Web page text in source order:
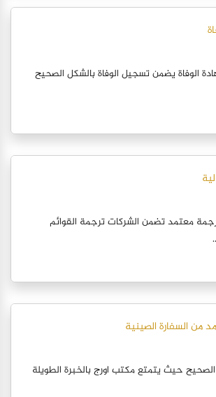
الوفاة يضمن تسجيل الوفاة بالشكل الصحيح
معتمد تضمن الشركات ترجمة القوائم
من السفارة الصينية
حيث يتمتع مكتب اورج بالخبرة الطويلة